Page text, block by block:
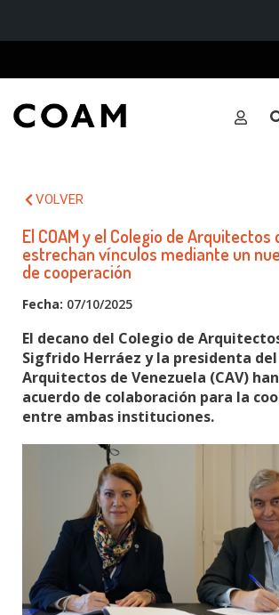
VOLVER
El COAM y el Colegio de Arquitectos
estrechan vínculos mediante un
de cooperación
Fecha: 07/10/2025
El decano del Colegio de
Sigfrido Herráez y la presidenta
Arquitectos de Venezuela (CAV)
acuerdo de colaboración para la
entre ambas instituciones.